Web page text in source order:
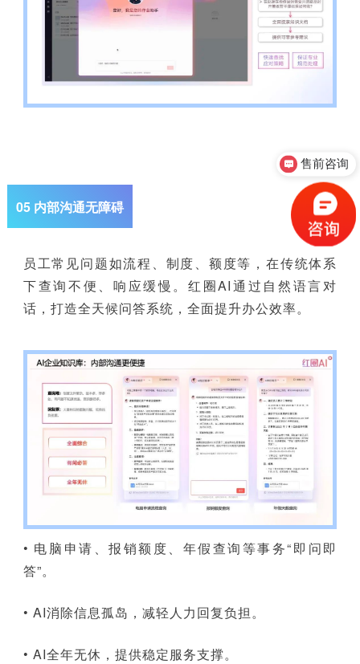
05 内部沟通无障碍
员工常见问题如流程、制度、额度等，在传统体系
下查询不便、响应缓慢。红圈AI通过自然语言对
话，打造全天候问答系统，全面提升办公效率。
• 电脑申请、报销额度、年假查询等事务“即问即
答”。
• AI消除信息孤岛，减轻人力回复负担。
• AI全年无休，提供稳定服务支撑。
售前咨询